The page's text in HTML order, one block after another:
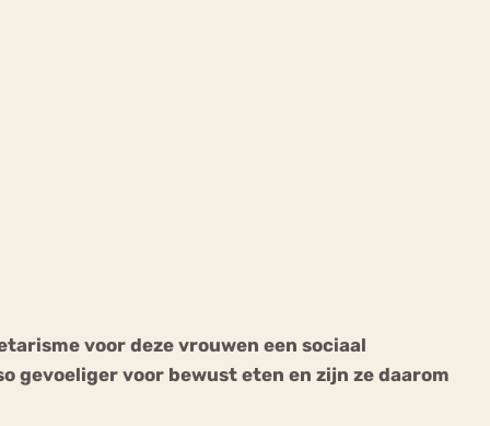
voor deze vrouwen een sociaal
gevoeliger voor bewust eten en zijn ze daarom